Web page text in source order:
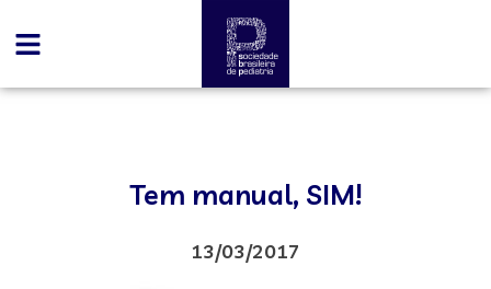
Tem manual, SIM!
13/03/2017